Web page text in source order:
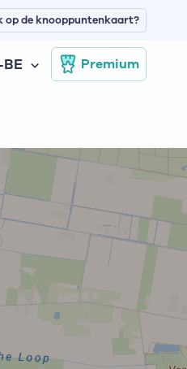
BE Premium
op de knooppuntenkaart?